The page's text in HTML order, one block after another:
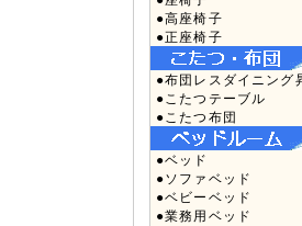
●高座椅子
●正座椅子
●布団レスダイニング
●こたつテーブル
●こたつ布団
●ベッド
●ソファベッド
●ベビーベッド
●業務用ベッド